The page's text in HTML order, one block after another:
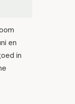
en
in